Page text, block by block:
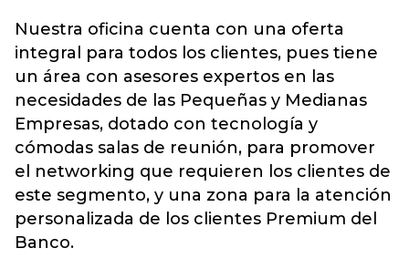
Nuestra oficina cuenta con una oferta
integral para todos los clientes, pues tiene
un área con asesores expertos en las
necesidades de las Pequeñas y Medianas
Empresas, dotado con tecnología y
cómodas salas de reunión, para promover
el networking que requieren los clientes de
este segmento, y una zona para la atención
personalizada de los clientes Premium del
Banco.